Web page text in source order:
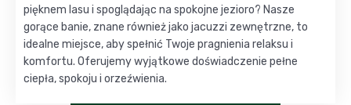
pięknem lasu i spoglądając na spokojne jezioro? Nasze
gorące banie, znane również jako jacuzzi zewnętrzne, to
idealne miejsce, aby spełnić Twoje pragnienia relaksu i
komfortu. Oferujemy wyjątkowe doświadczenie pełne
ciepła, spokoju i orzeźwienia.